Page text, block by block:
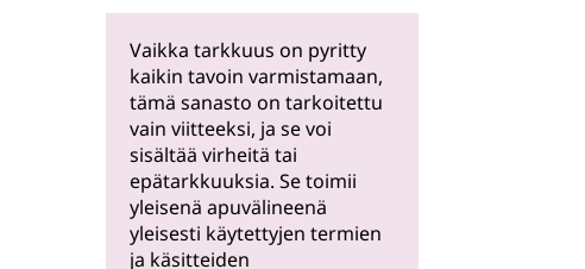
Vaikka tarkkuus on pyritty
kaikin tavoin varmistamaan,
tämä sanasto on tarkoitettu
vain viitteeksi, ja se voi
sisältää virheitä tai
epätarkkuuksia. Se toimii
yleisenä apuvälineenä
yleisesti käytettyjen termien
ja käsitteiden